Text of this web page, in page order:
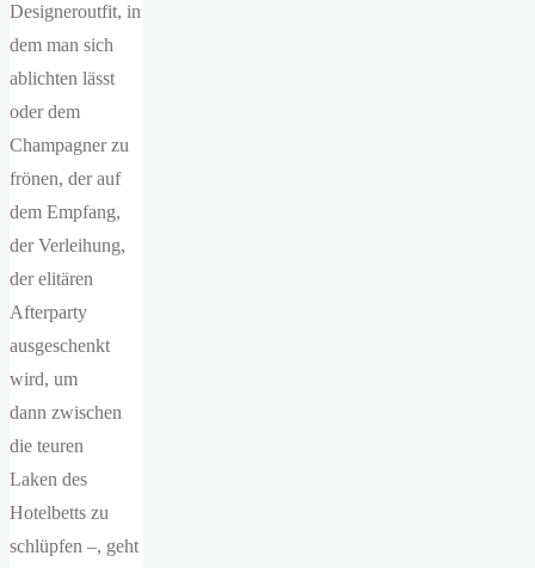
Designeroutfit, in
dem man sich
ablichten lässt
oder dem
Champagner zu
frönen, der auf
dem Empfang,
der Verleihung,
der elitären
Afterparty
ausgeschenkt
wird, um
dann zwischen
die teuren
Laken des
Hotelbetts zu
schlüpfen –, geht